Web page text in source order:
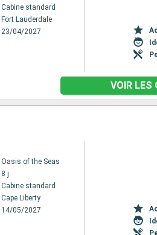
Cabine standard
Fort Lauderdale
23/04/2027
VOIR LES
Oasis of the Seas
8 j
Cabine standard
Cape Liberty
14/05/2027